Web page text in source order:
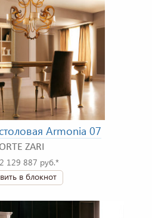
Armonia 07
ZARI
129 887 руб.*
в блокнот